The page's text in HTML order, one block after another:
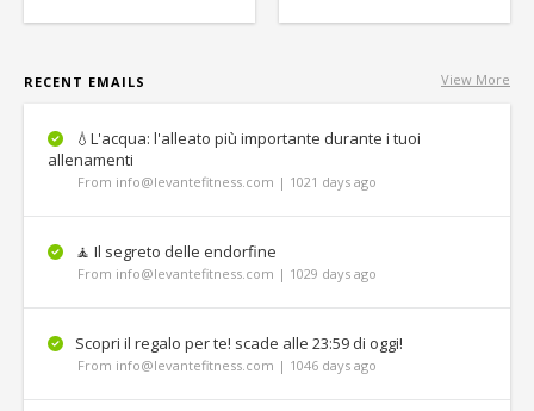
View More
RECENT EMAILS
💧L'acqua: l'alleato più importante durante i tuoi
allenamenti
From info@levantefitness.com | 1021 days ago
🧘 Il segreto delle endorfine
From info@levantefitness.com | 1029 days ago
Scopri il regalo per te! scade alle 23:59 di oggi!
From info@levantefitness.com | 1046 days ago